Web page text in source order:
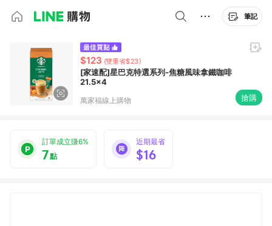
筆記
$123 (雙重省$23)
[家速配]星巴克特選系列-焦糖風味拿鐵咖啡
21.5x4
萬家福線上購物 搶購
訂單成立賺6%
7點
近期最省
$16